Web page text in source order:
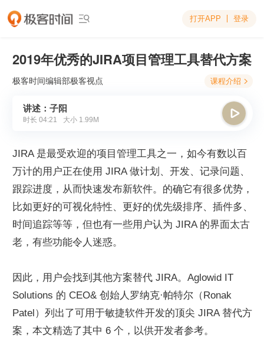
 打开APP 登录
2019年优秀的JIRA项目管理工具替代方案
极客时间编辑部极客视点 课程介绍 
讲述：子阳
时长 04:21 大小 1.99M

JIRA 是最受欢迎的项目管理工具之一，如今有数以百
万计的用户正在使用 JIRA 做计划、开发、记录问题、
跟踪进度，从而快速发布新软件。的确它有很多优势，
比如更好的可视化特性、更好的优先级排序、插件多、
时间追踪等等，但也有一些用户认为 JIRA 的界面太古
老，有些功能令人迷惑。
因此，用户会找到其他方案替代 JIRA。Aglowid IT
Solutions 的 CEO& 创始人罗纳克·帕特尔（Ronak
Patel）列出了可用于敏捷软件开发的顶尖 JIRA 替代方
案，本文精选了其中 6 个，以供开发者参考。